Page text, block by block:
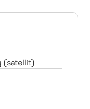
kommunikation
(satellit)